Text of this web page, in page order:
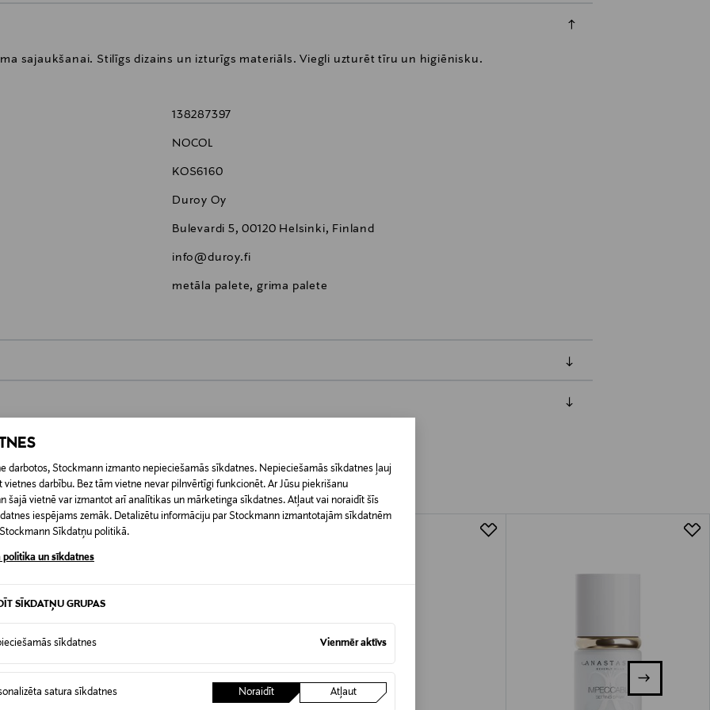
darbotos, Stockmann izmanto nepieciešamās sīkdatnes. Nepieciešamās sīkdatnes ļauj
vietnes darbību. Bez tām vietne nevar pilnvērtīgi funkcionēt. Ar Jūsu piekrišanu
šajā vietnē var izmantot arī analītikas un mārketinga sīkdatnes. Atļaut vai noraidīt šīs
iespējams zemāk. Detalizētu informāciju par Stockmann izmantotajām sīkdatnēm
Sīkdatņu politikā.
politika un sīkdatnes
SĪKDATŅU GRUPAS
sīkdatnes Vienmēr aktīvs
satura sīkdatnes Noraidīt Atļaut
sajaukšanai. Stilīgs dizains un izturīgs materiāls. Viegli uzturēt tīru un higiēnisku.
138287397
NOCOL
KOS6160
Duroy Oy
Bulevardi 5, 00120 Helsinki, Finland
info@duroy.fi
metāla palete, grima palete
preces, ja to zīmogs ir atvērts. Aizzīmogotiem kosmētikas un dabiskiem līdzekļiem, kas tiek atdoti